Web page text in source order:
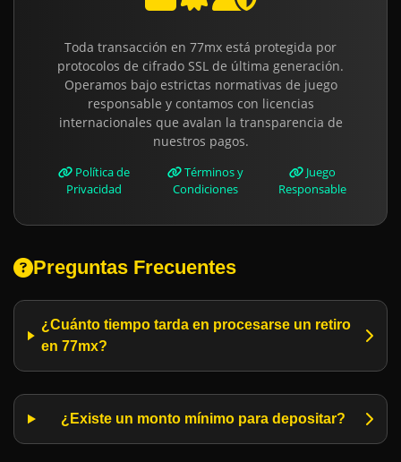
Toda transacción en 77mx está protegida por
protocolos de cifrado SSL de última generación.
Operamos bajo estrictas normativas de juego
responsable y contamos con licencias
internacionales que avalan la transparencia de
nuestros pagos.
Política de
Privacidad
Términos y
Condiciones
Juego
Responsable
Preguntas Frecuentes
¿Cuánto tiempo tarda en procesarse un retiro
en 77mx?
¿Existe un monto mínimo para depositar?